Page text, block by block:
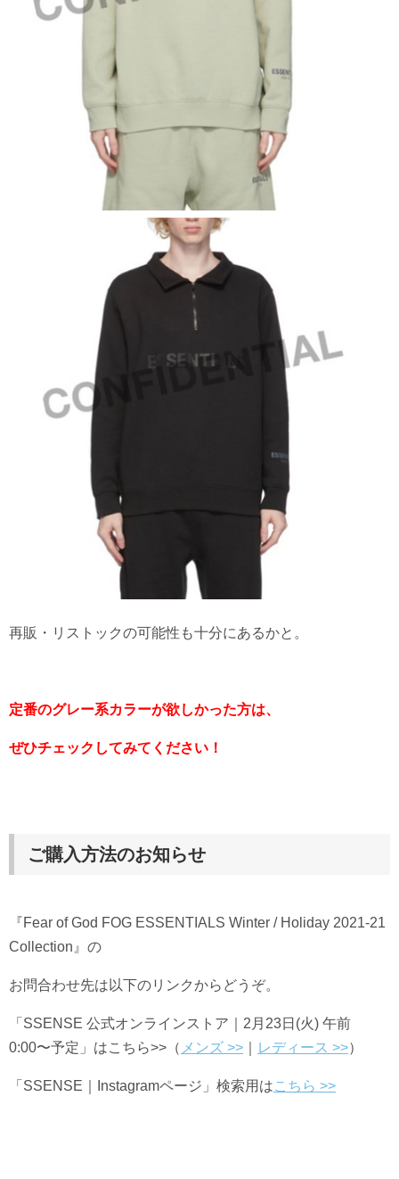
再販・リストックの可能性も十分にあるかと。
定番のグレー系カラーが欲しかった方は、
ぜひチェックしてみてください！
ご購入方法のお知らせ
『Fear of God FOG ESSENTIALS Winter / Holiday 2021-21
Collection 』の
お問合わせ先は以下のリンクからどうぞ。
「SSENSE 公式オンラインストア｜2月23日(火) 午前
0:00〜予定」はこちら>>（ メンズ >> レディース >>）
「SSENSE｜Instagramページ」検索用はこちら >>